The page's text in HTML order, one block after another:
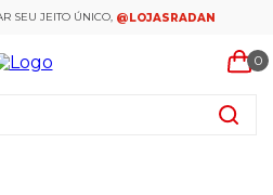
SEU JEITO ÚNICO, @LOJASRADAN
0